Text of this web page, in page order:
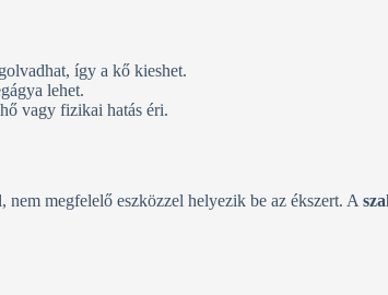
így a kő kieshet.
lehet.
vagy fizikai hatás éri.
megfelelő eszközzel helyezik be az ékszert. A